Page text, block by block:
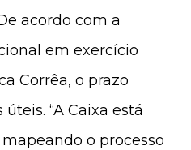
acordo com a
em exercício
Corrêa, o prazo
“A Caixa está
o processo